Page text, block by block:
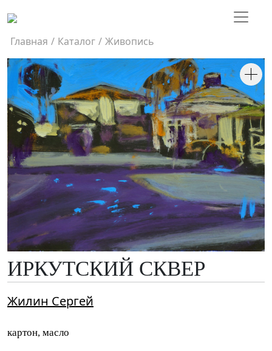
Главная / Каталог / Живопись
ИРКУТСКИЙ СКВЕР
Жилин Сергей
картон, масло